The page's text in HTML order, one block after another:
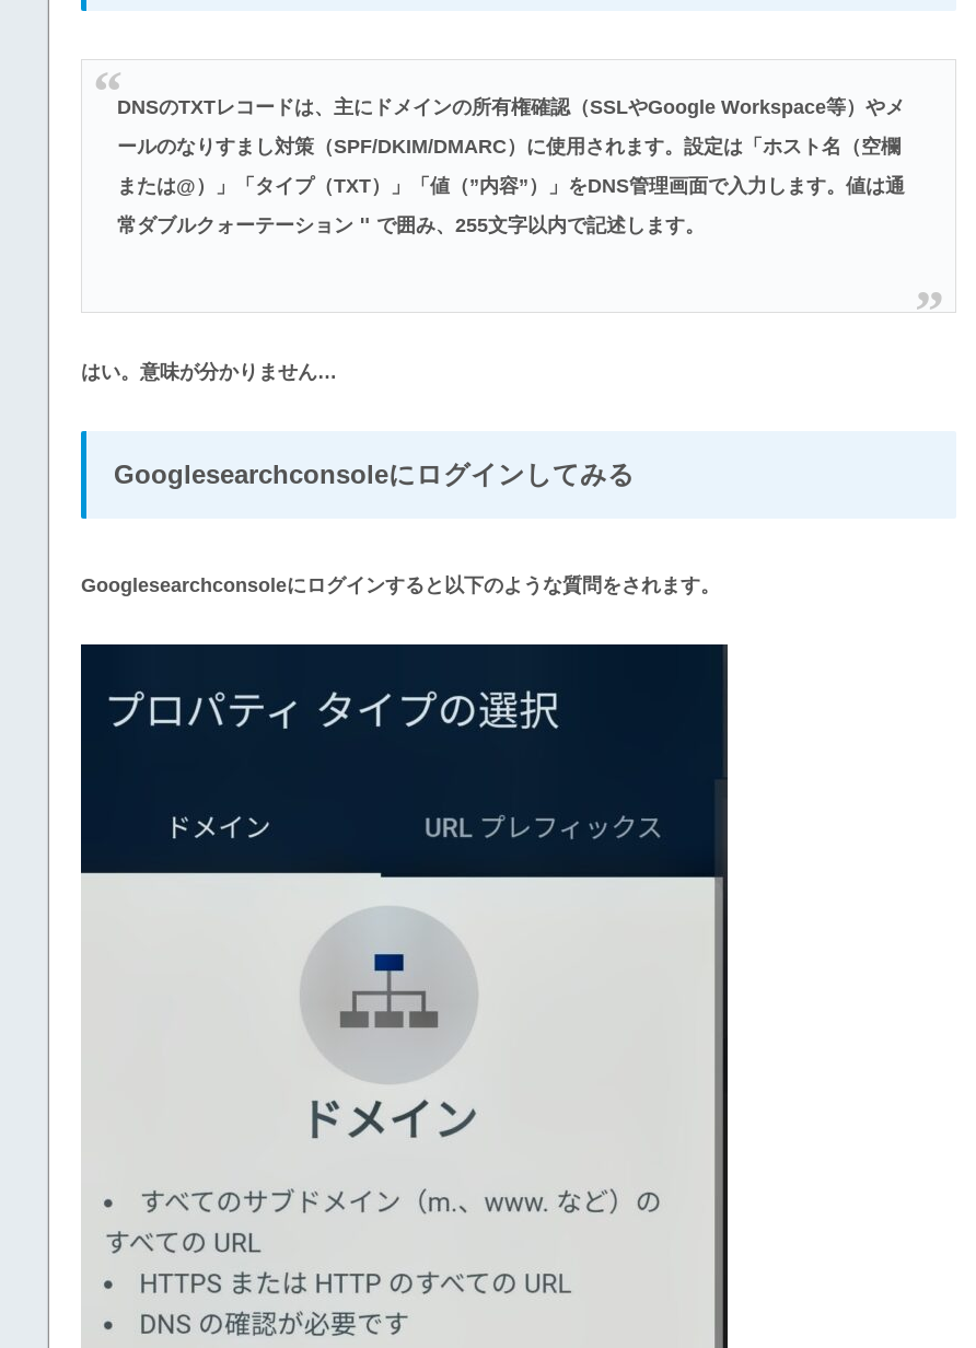
DNSのTXTレコードは、主にドメインの所有権確認（SSLやGoogle Workspace等）やメ
ールのなりすまし対策（SPF/DKIM/DMARC）に使用されます。設定は「ホスト名（空欄
または@）」「タイプ（TXT）」「値（”内容”）」をDNS管理画面で入力します。値は通
常ダブルクォーテーション " で囲み、255文字以内で記述します。
はい。意味が分かりません…
Googlesearchconsoleにログインしてみる
Googlesearchconsoleにログインすると以下のような質問をされます。